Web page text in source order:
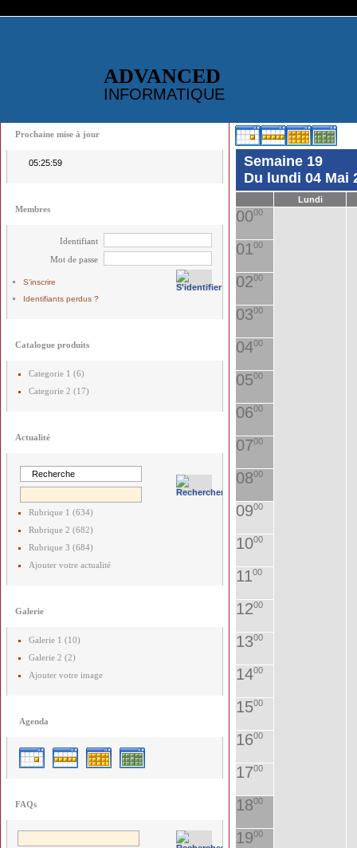
ADVANCED
INFORMATIQUE
Prochaine mise à jour
05:25:59
Membres
Identifiant
Mot de passe
S'inscrire
Identifiants perdus ?
Catalogue produits
Categorie 1 (6)
Categorie 2 (17)
Actualité
Rubrique 1 (634)
Rubrique 2 (682)
Rubrique 3 (684)
Ajouter votre actualité
Galerie
Galerie 1 (10)
Galerie 2 (2)
Ajouter votre image
Agenda
FAQs
Semaine 19
Du lundi 04 Mai
Lundi
0000
0100
0200
0300
0400
0500
0600
0700
0800
0900
1000
1100
1200
1300
1400
1500
1600
1700
1800
1900